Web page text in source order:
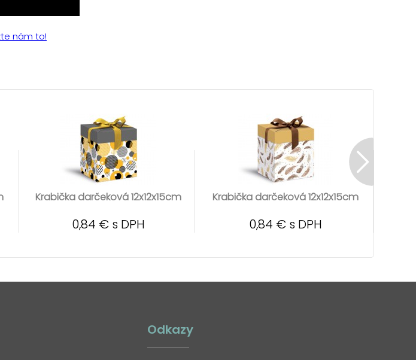
nám to!
Krabička darčeková 12x12x15cm
0,84 € s DPH
Krabička darčeková 12x12x15cm
0,84 € s DPH
Odkazy